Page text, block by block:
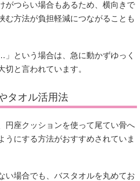
がつらい場合もあるため、横向きで
む方法が負担軽減につながることも
」という場合は、急に動かずゆっく
切と言われています。
タオル活用法
円座クッションを使って尾てい骨へ
うにする方法がおすすめされていま
い場合でも、バスタオルを丸めてお